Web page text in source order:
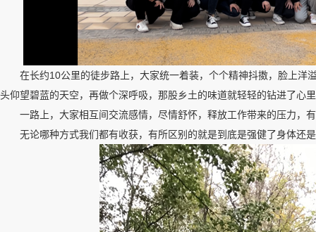
在长约10公里的徒步路上，大家统一着装，个个精神抖擞，脸上洋
头仰望碧蓝的天空，再做个深呼吸，那股乡土的味道就轻轻的钻进了心
一路上，大家相互间交流感情，尽情舒怀，释放工作带来的压力，
无论哪种方式我们都有收获，有所区别的就是到底是强健了身体还